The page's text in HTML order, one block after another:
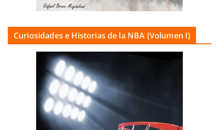
Curiosidades e Historias de la NBA (Volumen I)